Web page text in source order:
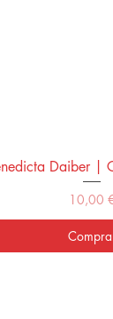
Vista
Daiber |
Precio
10,00